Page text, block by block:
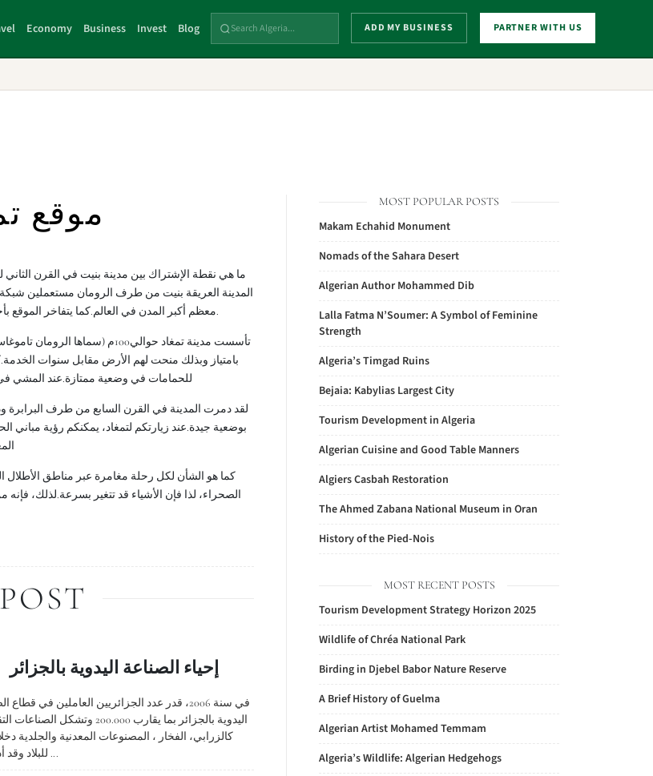
Economy Business Invest Blog ADD MY BUSINESS PARTNER WITH US
موقع
ما هي نقطة الإشتراك بين مدينة بنيت في القرن الثاني
المدينة العريقة بنيت من طرف الرومان مستعملين
معظم أكبر المدن في العالم.كما يتفاخر الموقع بأحسن الأمثلة المحفوظة من الهندسة الرومانية التي بناها الإمبراطور تراجان.
بامتياز وبذلك منحت لهم الأرض مقابل سنوات
للحمامات في وضعية ممتازة.عند المشي
لقد دمرت المدينة في القرن السابع من طرف البرابرة
كما هو الشأن لكل رحلة مغامرة عبر مناطق
الصحراء، لذا فإن الأشياء قد تتغير بسرعة.لذلك،
إحياء الصناعة اليدوية بالجزائر
في سنة 2006، قدر عدد الجزائريين العاملين في قطاع
اليدوية بالجزائر بما يقارب 200.000 وتشكل
كالزرابي، الفخار ، المصنوعات المعدنية والجلدية
للبلاد وقد أدركت ...
MOST POPULAR POSTS
Makam Echahid Monument
Nomads of the Sahara Desert
Algerian Author Mohammed Dib
Lalla Fatma N’Soumer: A Symbol of Feminine
Strength
Algeria’s Timgad Ruins
Bejaia: Kabylias Largest City
Tourism Development in Algeria
Algerian Cuisine and Good Table Manners
Algiers Casbah Restoration
The Ahmed Zabana National Museum in Oran
History of the Pied-Nois
MOST RECENT POSTS
Tourism Development Strategy Horizon 2025
Wildlife of Chréa National Park
Birding in Djebel Babor Nature Reserve
A Brief History of Guelma
Algerian Artist Mohamed Temmam
Algeria’s Wildlife: Algerian Hedgehogs